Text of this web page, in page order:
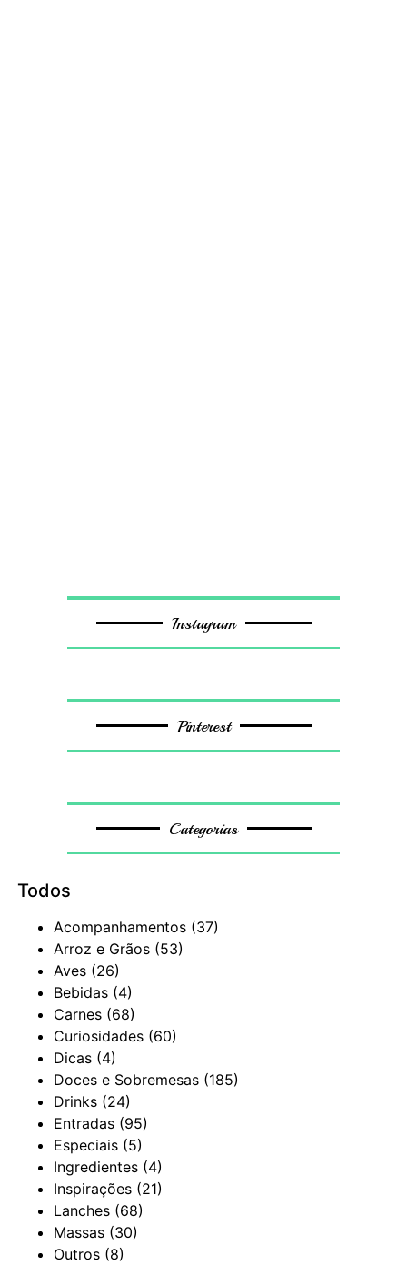
Instagram
Pinterest
Categorias
Todos
Acompanhamentos (37)
Arroz e Grãos (53)
Aves (26)
Bebidas (4)
Carnes (68)
Curiosidades (60)
Dicas (4)
Doces e Sobremesas (185)
Drinks (24)
Entradas (95)
Especiais (5)
Ingredientes (4)
Inspirações (21)
Lanches (68)
Massas (30)
Outros (8)